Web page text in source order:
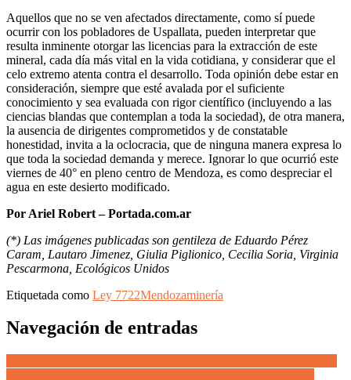
Aquellos que no se ven afectados directamente, como sí puede
ocurrir con los pobladores de Uspallata, pueden interpretar que
resulta inminente otorgar las licencias para la extracción de este
mineral, cada día más vital en la vida cotidiana, y considerar que el
celo extremo atenta contra el desarrollo. Toda opinión debe estar en
consideración, siempre que esté avalada por el suficiente
conocimiento y sea evaluada con rigor científico (incluyendo a las
ciencias blandas que contemplan a toda la sociedad), de otra manera,
la ausencia de dirigentes comprometidos y de constatable
honestidad, invita a la oclocracia, que de ninguna manera expresa lo
que toda la sociedad demanda y merece. Ignorar lo que ocurrió este
viernes de 40° en pleno centro de Mendoza, es como despreciar el
agua en este desierto modificado.
Por Ariel Robert – Portada.com.ar
(*) Las imágenes publicadas son gentileza de Eduardo Pérez
Caram, Lautaro Jimenez, Giulia Piglionico, Cecilia Soria, Virginia
Pescarmona, Ecológicos Unidos
Etiquetada como Ley 7722Mendozaminería
Navegación de entradas